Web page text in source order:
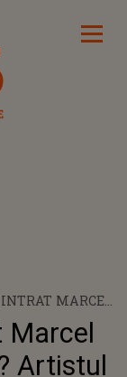
MARCEL
LA
DE ANI
Artistul